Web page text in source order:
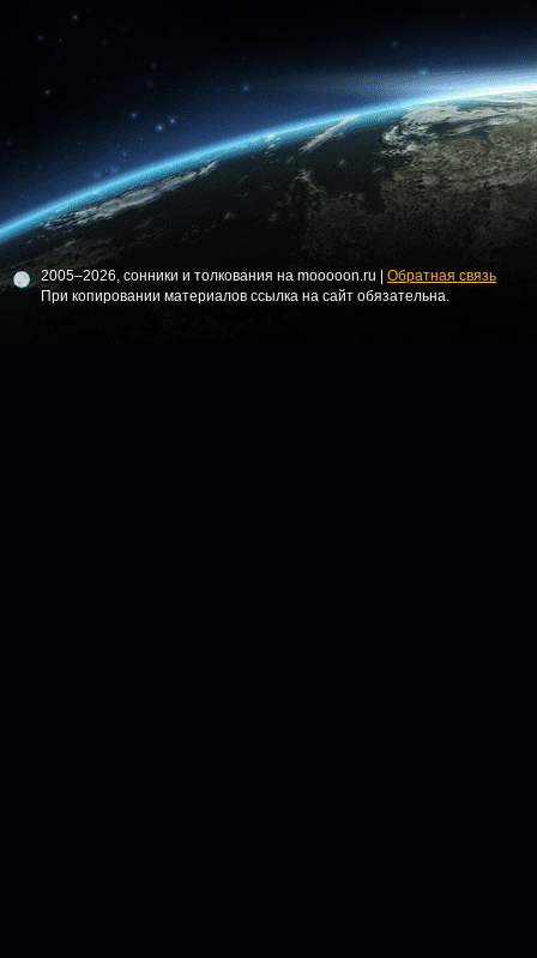
2005–2026, сонники и толкования на mooooon.ru | Обратная связь
При копировании материалов ссылка на сайт обязательна.